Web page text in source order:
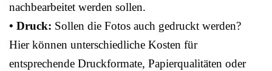
nachbearbeitet werden sollen.
• Druck: Sollen die Fotos auch gedruckt werden?
Hier können unterschiedliche Kosten für
entsprechende Druckformate, Papierqualitäten oder